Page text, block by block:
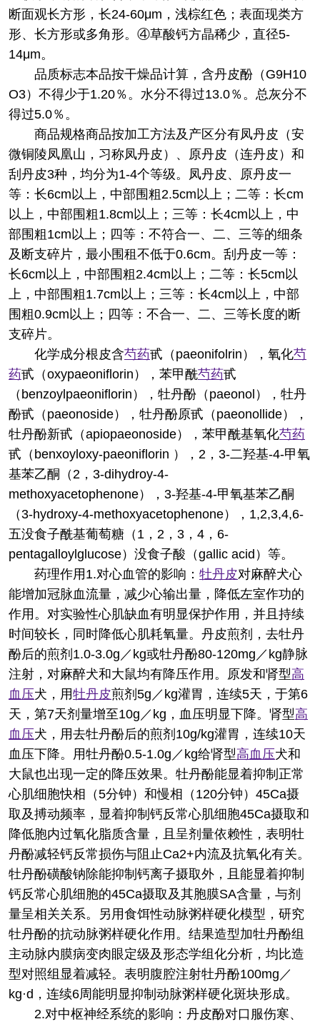
断面观长方形，长24-60μm，浅棕红色；表面现类方
形、长方形或多角形。④草酸钙方晶稀少，直径5-
14μm。
品质标志本品按干燥品计算，含丹皮酚（G9H10
O3）不得少于1.20％。水分不得过13.0％。总灰分不
得过5.0％。
商品规格商品按加工方法及产区分有凤丹皮（安
微铜陵凤凰山，习称凤丹皮）、原丹皮（连丹皮）和
刮丹皮3种，均分为1-4个等级。凤丹皮、原丹皮一
等：长6cm以上，中部围粗2.5cm以上；二等：长cm
以上，中部围粗1.8cm以上；三等：长4cm以上，中
部围粗1cm以上；四等：不符合一、二、三等的细条
及断支碎片，最小围租不低于0.6cm。刮丹皮一等：
长6cm以上，中部围粗2.4cm以上；二等：长5cm以
上，中部围粗1.7cm以上；三等：长4cm以上，中部
围粗0.9cm以上；四等：不合一、二、三等长度的断
支碎片。
化学成分根皮含芍药甙（paeonifolrin），氧化芍
药甙（oxypaeoniflorin），苯甲酰芍药甙
（benzoylpaeoniflorin），牡丹酚（paeonol），牡丹
酚甙（paeonoside），牡丹酚原甙（paeonollide），
牡丹酚新甙（apiopaeonoside），苯甲酰基氧化芍药
甙（benxoyloxy-paeoniflorin ），2，3-二羟基-4-甲氧
基苯乙酮（2，3-dihydroy-4-
methoxyacetophenone），3-羟基-4-甲氧基苯乙酮
（3-hydroxy-4-methoxyacetophenone），1,2,3,4,6-
五没食子酰基葡萄糖（1，2，3，4，6-
pentagalloylglucose）没食子酸（gallic acid）等。
药理作用 1.对心血管的影响： 牡丹皮对麻醉犬心
能增加冠脉血流量，减少心输出量，降低左室作功的
作用。对实验性心肌缺血有明显保护作用，并且持续
时间较长，同时降低心肌耗氧量。丹皮煎剂，去牡丹
酚后的煎剂1.0-3.0g／kg或牡丹酚80-120mg／kg静脉
注射，对麻醉犬和大鼠均有降压作用。原发和肾型高
血压犬，用牡丹皮煎剂5g／kg灌胃，连续5天，于第6
天，第7天剂量增至10g／kg，血压明显下降。肾型高
血压犬，用去牡丹酚后的煎剂10g/kg灌胃，连续10天
血压下降。用牡丹酚0.5-1.0g／kg给肾型高血压犬和
大鼠也出现一定的降压效果。牡丹酚能显着抑制正常
心肌细胞快相（5分钟）和慢相（120分钟）45Ca摄
取及搏动频率，显着抑制钙反常心肌细胞45Ca摄取和
降低胞内过氧化脂质含量，且呈剂量依赖性，表明牡
丹酚减轻钙反常损伤与阻止Ca2+内流及抗氧化有关。
牡丹酚磺酸钠除能抑制钙离子摄取外，且能显着抑制
钙反常心肌细胞的45Ca摄取及其胞膜SA含量，与剂
量呈相关关系。另用食饵性动脉粥样硬化模型，研究
牡丹酚的抗动脉粥样硬化作用。结果造型加牡丹酚组
主动脉内膜病变肉眼定级及形态学组化分析，均比造
型对照组显着减轻。表明腹腔注射牡丹酚100mg／
kg·d，连续6周能明显抑制动脉粥样硬化斑块形成。
2.对中枢神经系统的影响：丹皮酚对口服伤寒、